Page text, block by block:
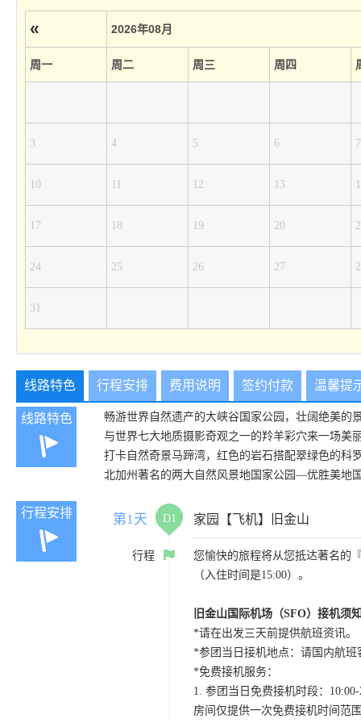
« 2026年08月
周一 周二 周三 周四
3 4 5 6 7
10 11 12 13
17 18 19 20
24 25 26 27
31
线路特色 行程安排 费用说明 签约付款 温馨提
线路特色
畅游世界自然遗产的大峡谷国家公园，壮阔绝美的
与世界七大地质摄影奇观之一的羚羊彩穴来一场美
打卡自然奇景马蹄湾，红色的岩石搭配翠绿色的科
北加州著名的两大自然风景地国家公园—优胜美地
行程安排 第1天 D1 家园【飞机】旧金山
行程
您愉快的旅程将从您抵达著名的
（入住时间是15:00）。
旧金山国际机场（SFO）接机须
*请在出发三天前提供航班资讯。
*参团当日接机地点：请国内航班
*免费接机服务：
1. 参团当日免费接机时段：
房间仅提供一次免费接机时间范